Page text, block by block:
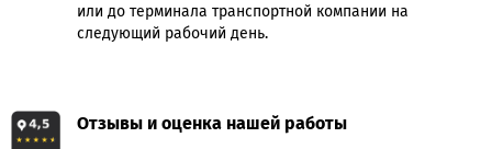
или до терминала транспортной компании на
следующий рабочий день.
Отзывы и оценка нашей работы